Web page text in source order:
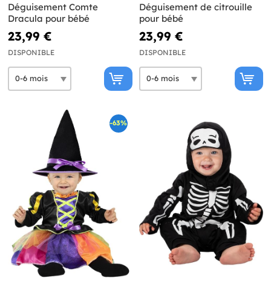
Déguisement Comte
Dracula pour bébé
23,99 €
DISPONIBLE
Déguisement de citrouille
pour bébé
23,99 €
DISPONIBLE
-63%